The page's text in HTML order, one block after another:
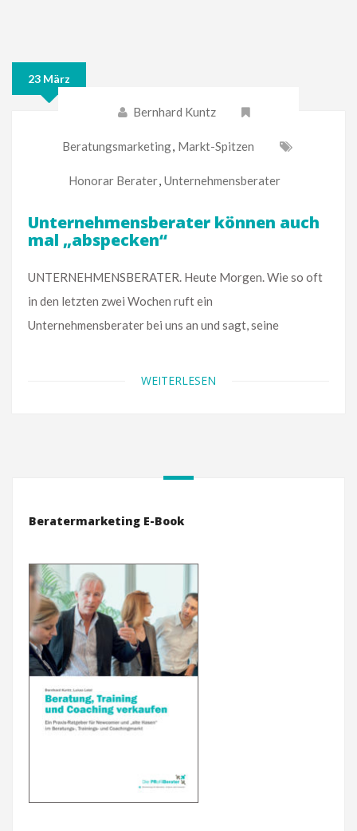
23 März
Bernhard Kuntz
Beratungsmarketing, Markt-Spitzen
Honorar Berater, Unternehmensberater
Unternehmensberater können auch
mal „abspecken“
UNTERNEHMENSBERATER. Heute Morgen. Wie so oft
in den letzten zwei Wochen ruft ein
Unternehmensberater bei uns an und sagt, seine
WEITERLESEN
Beratermarketing E-Book